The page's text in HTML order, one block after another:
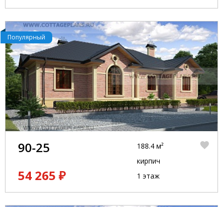
Популярный
90-25
54 265 ₽
188.4 м²
кирпич
1 этаж